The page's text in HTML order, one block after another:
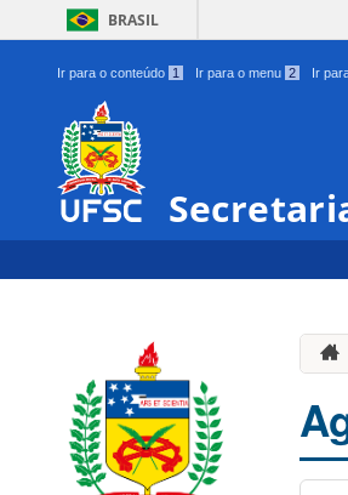
BRASIL
Ir para o conteúdo 1 Ir para o menu 2 Ir